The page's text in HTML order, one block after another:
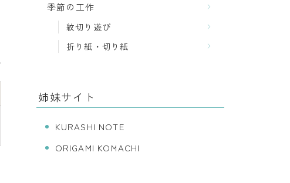
季節の工作
紋切り遊び
折り紙・切り紙
姉妹サイト
KURASHI NOTE
ORIGAMI KOMACHI